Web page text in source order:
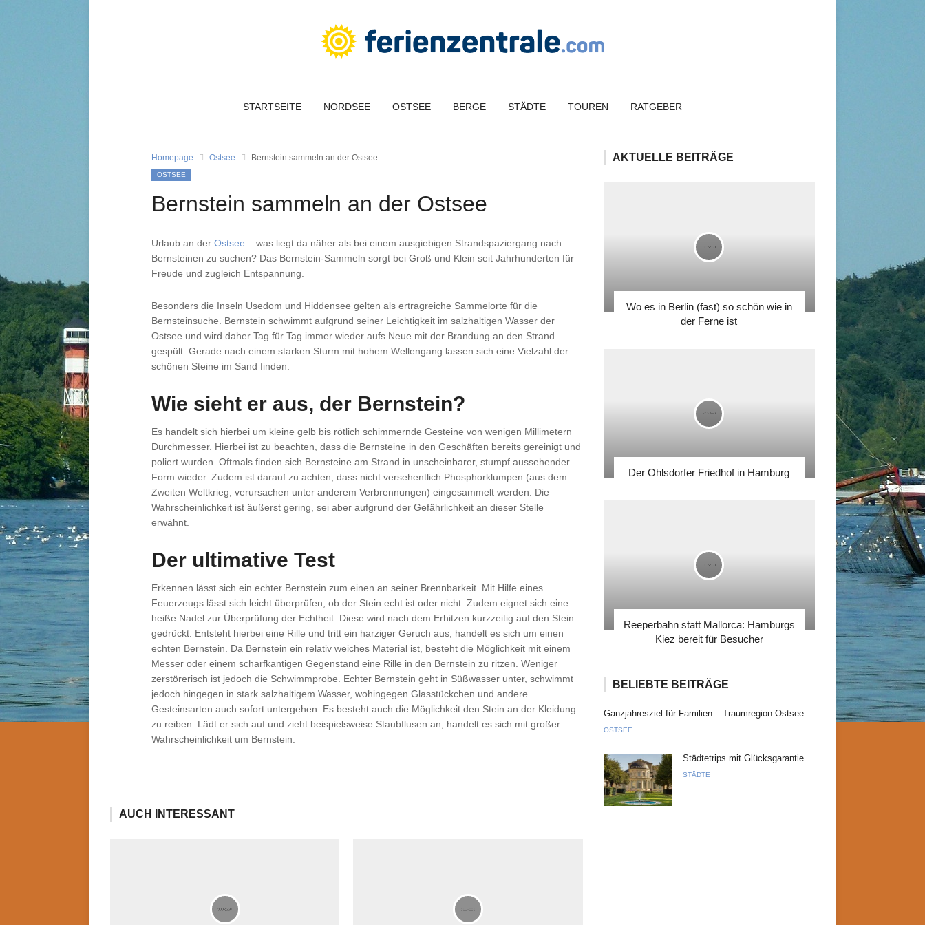
STARTSEITE NORDSEE OSTSEE BERGE STÄDTE TOUREN RATGEBER
Homepage Ostsee Bernstein sammeln an der Ostsee
OSTSEE
Bernstein sammeln an der Ostsee
Urlaub an der Ostsee – was liegt da näher als bei einem ausgiebigen Strandspaziergang nach
Bernsteinen zu suchen? Das Bernstein-Sammeln sorgt bei Groß und Klein seit Jahrhunderten für
Freude und zugleich Entspannung.
Besonders die Inseln Usedom und Hiddensee gelten als ertragreiche Sammelorte für die
Bernsteinsuche. Bernstein schwimmt aufgrund seiner Leichtigkeit im salzhaltigen Wasser der
Ostsee und wird daher Tag für Tag immer wieder aufs Neue mit der Brandung an den Strand
gespült. Gerade nach einem starken Sturm mit hohem Wellengang lassen sich eine Vielzahl der
schönen Steine im Sand finden.
Wie sieht er aus, der Bernstein?
Es handelt sich hierbei um kleine gelb bis rötlich schimmernde Gesteine von wenigen Millimetern
Durchmesser. Hierbei ist zu beachten, dass die Bernsteine in den Geschäften bereits gereinigt und
poliert wurden. Oftmals finden sich Bernsteine am Strand in unscheinbarer, stumpf aussehender
Form wieder. Zudem ist darauf zu achten, dass nicht versehentlich Phosphorklumpen (aus dem
Zweiten Weltkrieg, verursachen unter anderem Verbrennungen) eingesammelt werden. Die
Wahrscheinlichkeit ist äußerst gering, sei aber aufgrund der Gefährlichkeit an dieser Stelle
erwähnt.
Der ultimative Test
Erkennen lässt sich ein echter Bernstein zum einen an seiner Brennbarkeit. Mit Hilfe eines
Feuerzeugs lässt sich leicht überprüfen, ob der Stein echt ist oder nicht. Zudem eignet sich eine
heiße Nadel zur Überprüfung der Echtheit. Diese wird nach dem Erhitzen kurzzeitig auf den Stein
gedrückt. Entsteht hierbei eine Rille und tritt ein harziger Geruch aus, handelt es sich um einen
echten Bernstein. Da Bernstein ein relativ weiches Material ist, besteht die Möglichkeit mit einem
Messer oder einem scharfkantigen Gegenstand eine Rille in den Bernstein zu ritzen. Weniger
zerstörerisch ist jedoch die Schwimmprobe. Echter Bernstein geht in Süßwasser unter, schwimmt
jedoch hingegen in stark salzhaltigem Wasser, wohingegen Glasstückchen und andere
Gesteinsarten auch sofort untergehen. Es besteht auch die Möglichkeit den Stein an der Kleidung
zu reiben. Lädt er sich auf und zieht beispielsweise Staubflusen an, handelt es sich mit großer
Wahrscheinlichkeit um Bernstein.
AUCH INTERESSANT
AKTUELLE BEITRÄGE
Wo es in Berlin (fast) so schön wie in
der Ferne ist
Der Ohlsdorfer Friedhof in Hamburg
Reeperbahn statt Mallorca: Hamburgs
Kiez bereit für Besucher
BELIEBTE BEITRÄGE
Ganzjahresziel für Familien – Traumregion Ostsee
OSTSEE
Städtetrips mit Glücksgarantie
STÄDTE